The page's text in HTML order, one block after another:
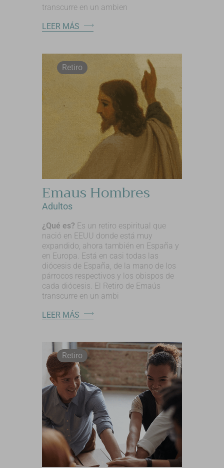
transcurre en un ambien
LEER MÁS
Retiro
Emaus Hombres
Adultos
¿Qué es? Es un retiro espiritual que
nació en EEUU donde está muy
expandido, ahora también en España y
en Europa. Está en casi todas las
diócesis de España, de la mano de los
párrocos respectivos y los obispos de
cada diócesis. El Retiro de Emaús
transcurre en un ambi
LEER MÁS
Retiro